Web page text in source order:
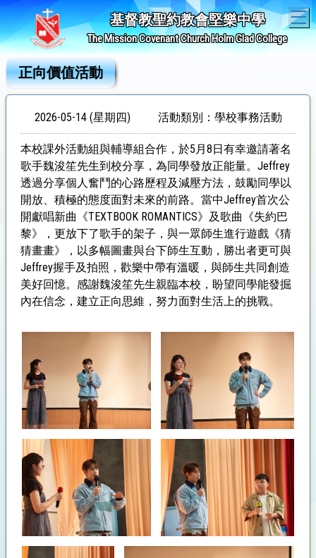
基督教聖約教會堅樂中學
The Mission Covenant Church Holm Glad College
正向價值活動
2026-05-14 (星期四) 活動類別：學校事務活動
本校課外活動組與輔導組合作，於5月8日有幸邀請著名
歌手魏浚笙先生到校分享，為同學發放正能量。Jeffrey
透過分享個人奮鬥的心路歷程及減壓方法，鼓勵同學以
開放、積極的態度面對未來的前路。當中Jeffrey首次公
開獻唱新曲《TEXTBOOK ROMANTICS》及歌曲《失約巴
黎》，更放下了歌手的架子，與一眾師生進行遊戲《猜
猜畫畫》，以多幅圖畫與台下師生互動，勝出者更可與
Jeffrey握手及拍照，歡樂中帶有溫暖，與師生共同創造
美好回憶。感謝魏浚笙先生親臨本校，盼望同學能發掘
內在信念，建立正向思維，努力面對生活上的挑戰。